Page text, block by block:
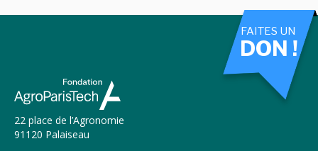
22 place de l’Agronomie
91120 Palaiseau
FAITES UN
DON !